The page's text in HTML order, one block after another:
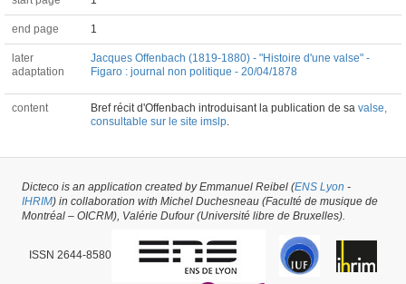
end page 1
later
adaptation
Jacques Offenbach (1819-1880) - "Histoire d'une valse" -
Figaro : journal non politique - 20/04/1878
content Bref récit d'Offenbach introduisant la publication de sa valse,
consultable sur le site imslp.
Paratext #51623 -latest update on 14/04/2023,created on 04/10/2020
Emmanuel Reibel
Dicteco is an application created by Emmanuel Reibel (ENS Lyon -
IHRIM) in collaboration with Michel Duchesneau (Faculté de musique de
Montréal – OICRM), Valérie Dufour (Université libre de Bruxelles).
ISSN 2644-8580